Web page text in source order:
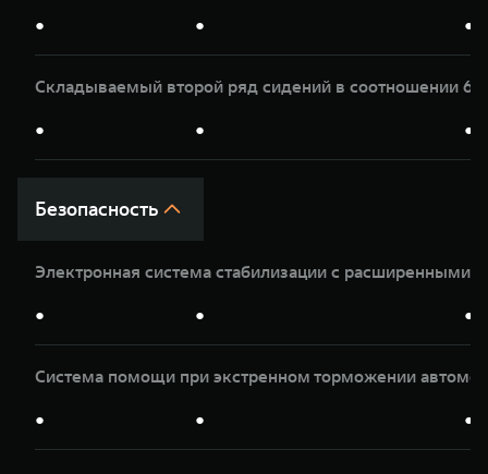
● ● ●
Складываемый второй ряд сидений в соотношении
● ● ●
Безопасность
Электронная система стабилизации с расширенными
● ● ●
Система помощи при экстренном торможении
● ● ●